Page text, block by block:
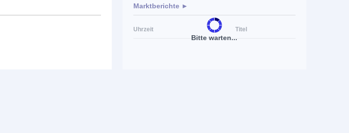
Bitte warten...
Marktberichte ►
Uhrzeit Titel